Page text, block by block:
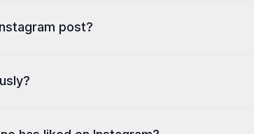
insight into relationship changes
post?
works on any device with no Instagram login